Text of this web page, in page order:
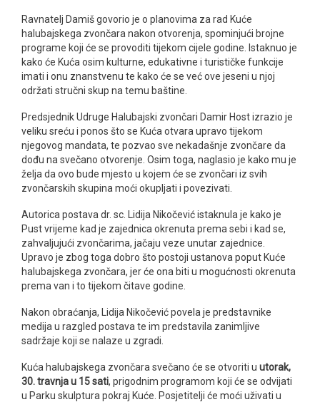
Ravnatelj Damiš govorio je o planovima za rad Kuće
halubajskega zvončara nakon otvorenja, spominjući brojne
programe koji će se provoditi tijekom cijele godine. Istaknuo je
kako će Kuća osim kulturne, edukativne i turističke funkcije
imati i onu znanstvenu te kako će se već ove jeseni u njoj
održati stručni skup na temu baštine.
Predsjednik Udruge Halubajski zvončari Damir Host izrazio je
veliku sreću i ponos što se Kuća otvara upravo tijekom
njegovog mandata, te pozvao sve nekadašnje zvončare da
dođu na svečano otvorenje. Osim toga, naglasio je kako mu je
želja da ovo bude mjesto u kojem će se zvončari iz svih
zvončarskih skupina moći okupljati i povezivati.
Autorica postava dr. sc. Lidija Nikočević istaknula je kako je
Pust vrijeme kad je zajednica okrenuta prema sebi i kad se,
zahvaljujući zvončarima, jačaju veze unutar zajednice.
Upravo je zbog toga dobro što postoji ustanova poput Kuće
halubajskega zvončara, jer će ona biti u mogućnosti okrenuta
prema van i to tijekom čitave godine.
Nakon obraćanja, Lidija Nikočević povela je predstavnike
medija u razgled postava te im predstavila zanimljive
sadržaje koji se nalaze u zgradi.
Kuća halubajskega zvončara svečano će se otvoriti u utorak,
30. travnja u 15 sati, prigodnim programom koji će se odvijati
u Parku skulptura pokraj Kuće. Posjetitelji će moći uživati u